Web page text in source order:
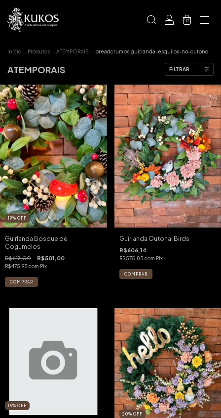
0
Início Produtos ATEMPORAIS breadcrumbs.guirlanda-esquilos-no-outono
ATEMPORAIS FILTRAR
19% OFF
Guirlanda Bosque de
Cogumelos
R$617,00 R$501,00
R$475,95 com Pix
Guirlanda Outonal Birds
R$606,14
R$575,83 com Pix
16% OFF
20% OFF